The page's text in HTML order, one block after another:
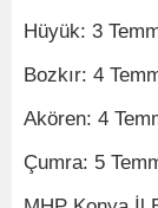
Hüyük: 3
Bozkır: 4
Akören: 4
Çumra: 5